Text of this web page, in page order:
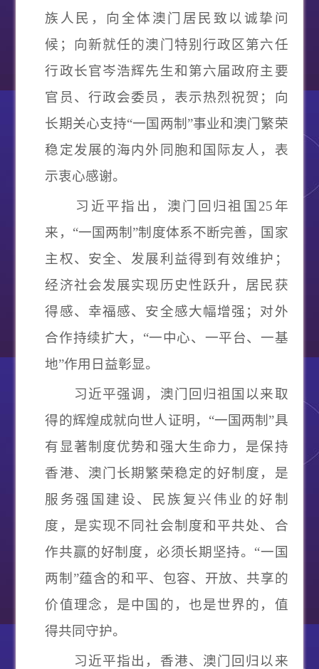
族人民，向全体澳门居民致以诚挚问
候；向新就任的澳门特别行政区第六任
行政长官岑浩辉先生和第六届政府主要
官员、行政会委员，表示热烈祝贺；向
长期关心支持“一国两制 ”事业和澳门繁荣
稳定发展的海内外同胞和国际友人，表
示衷心感谢。
习近平指出，澳门回归祖国 25 年
来， “一国两制 ”制度体系不断完善，国家
主权、安全、发展利益得到有效维护；
经济社会发展实现历史性跃升，居民获
得感、幸福感、安全感大幅增强；对外
合作持续扩大， “一中心、一平台、一基
地”作用日益彰显。
习近平强调，澳门回归祖国以来取
得的辉煌成就向世人证明， “一国两制 ”具
有显著制度优势和强大生命力，是保持
香港、澳门长期繁荣稳定的好制度，是
服务强国建设、民族复兴伟业的好制
度，是实现不同社会制度和平共处、合
作共赢的好制度，必须长期坚持。 “一国
两制 ”蕴含的和平、包容、开放、共享的
价值理念，是中国的，也是世界的，值
得共同守护。
习近平指出，香港、澳门回归以来